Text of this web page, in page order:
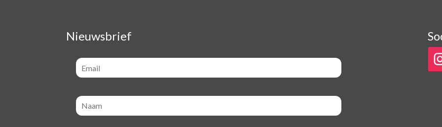
Nieuwsbrief